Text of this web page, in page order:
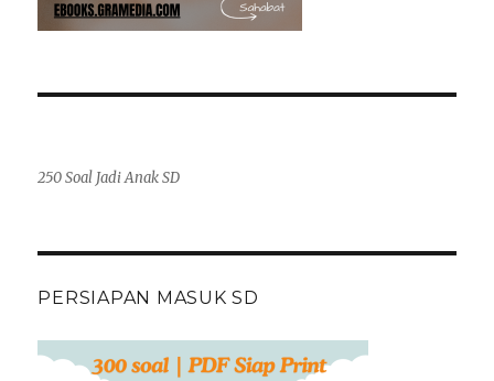
250 Soal Jadi Anak SD
PERSIAPAN MASUK SD